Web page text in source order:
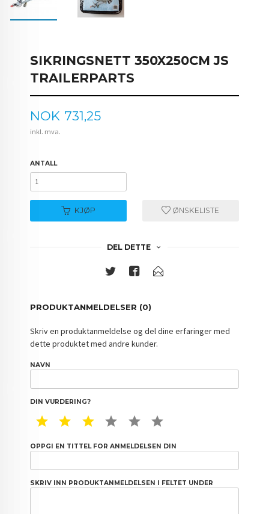
SIKRINGSNETT 350X250CM JS
TRAILERPARTS
Pris
NOK 731,25
inkl. mva.
ANTALL
KJØP ØNSKELISTE
DEL DETTE
PRODUKTANMELDELSER (0)
Skriv en produktanmeldelse og del dine erfaringer med
dette produktet med andre kunder.
NAVN
DIN VURDERING?
1 STAR2 STAR3 STAR4 STAR5 STAR
OPPGI EN TITTEL FOR ANMELDELSEN DIN
SKRIV INN PRODUKTANMELDELSEN I FELTET UNDER